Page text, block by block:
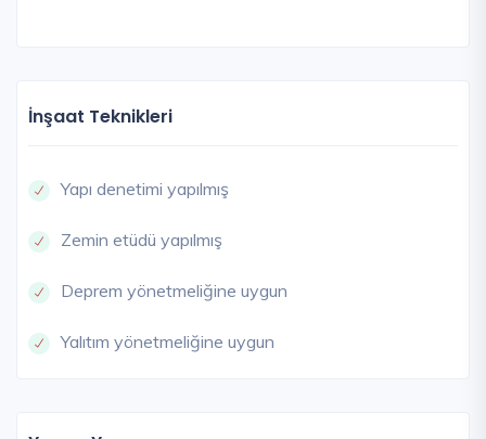
İnşaat Teknikleri
Yapı denetimi yapılmış
Zemin etüdü yapılmış
Deprem yönetmeliğine uygun
Yalıtım yönetmeliğine uygun